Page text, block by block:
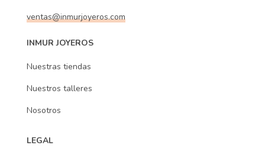
ventas@inmurjoyeros.com
INMUR JOYEROS
Nuestras tiendas
Nuestros talleres
Nosotros
LEGAL